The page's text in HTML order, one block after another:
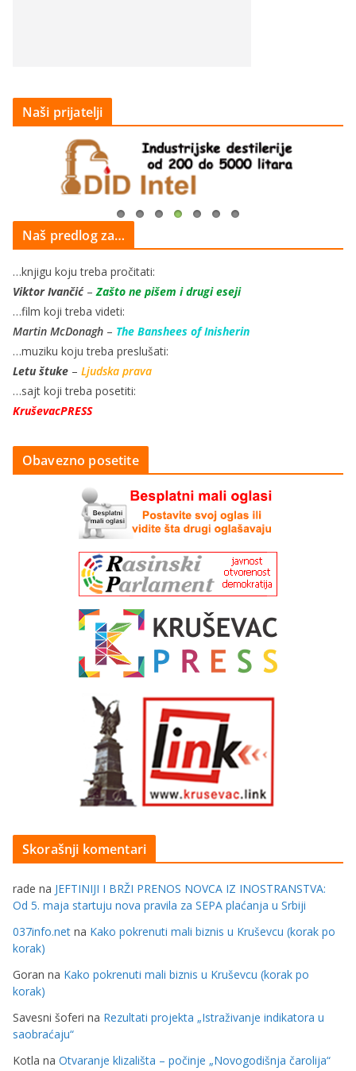
Naši prijatelji
Naš predlog za…
…knjigu koju treba pročitati:
Viktor Ivančić–Zašto ne pišem i drugi eseji
…film koji treba videti:
Martin McDonagh – The Banshees of Inisherin
…muziku koju treba preslušati:
Letu štuke – Ljudska prava
…sajt koji treba posetiti:
KruševacPRESS
Obavezno posetite
Skorašnji komentari
rade na JEFTINIJI I BRŽI PRENOS NOVCA IZ INOSTRANSTVA:
Od 5. maja startuju nova pravila za SEPA plaćanja u Srbiji
037info.net na Kako pokrenuti mali biznis u Kruševcu (korak po
korak)
Goran na Kako pokrenuti mali biznis u Kruševcu (korak po
korak)
Savesni šoferi na Rezultati projekta „Istraživanje indikatora u
saobraćaju“
Kotla na Otvaranje klizališta – počinje „Novogodišnja čarolija“